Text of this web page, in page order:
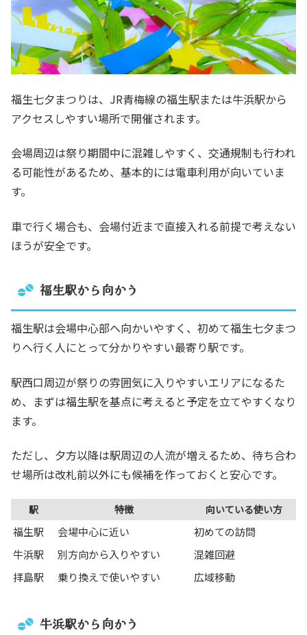
福生七夕まつりは、JR青梅線の福生駅または牛浜駅から
アクセスしやすい場所で開催されます。
会場周辺は祭り期間中に混雑しやすく、交通規制も行われ
る可能性があるため、基本的には電車利用が向いていま
す。
車で行く場合も、会場付近まで直接入れる前提で考えない
ほうが安全です。
福生駅から向かう
福生駅は会場中心部へ向かいやすく、初めて福生七夕まつ
りへ行く人にとって分かりやすい最寄り駅です。
駅西口周辺が祭りの雰囲気に入りやすいエリアになるた
め、まずは福生駅を基点に考えると予定を立てやすくなり
ます。
ただし、夕方以降は駅周辺の人流が増えるため、待ち合わ
せ場所は改札前以外にも候補を作っておくと安心です。
駅 特徴 向いている使い方
福生駅 会場中心に近い
初めての訪問
牛浜駅
別方向から入りやすい
混雑回避
拝島駅
乗り換えで使いやすい 広域移動
牛浜駅から向かう